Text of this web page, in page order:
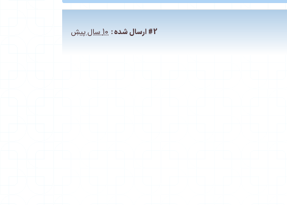
#2 ارسال شده : 10 سال پیش